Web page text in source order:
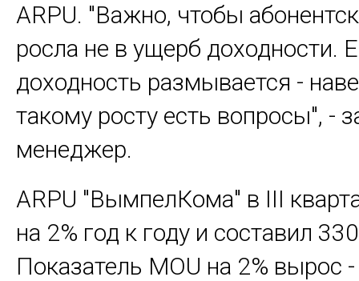
ARPU. "Важно, чтобы
росла не в ущерб доходности.
доходность размывается -
такому росту есть вопросы", -
менеджер.
ARPU "ВымпелКома" в III
на 2% год к году и составил
Показатель MOU на 2% вырос